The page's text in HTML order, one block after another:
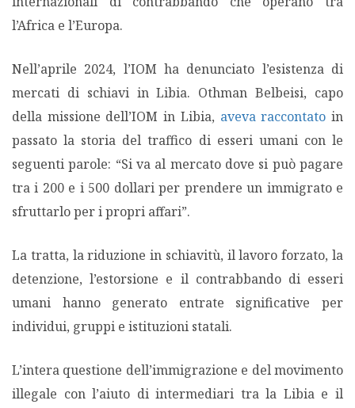
l’Africa e l’Europa.
Nell’aprile 2024, l’IOM ha denunciato l’esistenza di
mercati di schiavi in Libia. Othman Belbeisi, capo
della missione dell’IOM in Libia, aveva raccontato in
passato la storia del traffico di esseri umani con le
seguenti parole: “Si va al mercato dove si può pagare
tra i 200 e i 500 dollari per prendere un immigrato e
sfruttarlo per i propri affari”.
La tratta, la riduzione in schiavitù, il lavoro forzato, la
detenzione, l’estorsione e il contrabbando di esseri
umani hanno generato entrate significative per
individui, gruppi e istituzioni statali.
L’intera questione dell’immigrazione e del movimento
illegale con l’aiuto di intermediari tra la Libia e il